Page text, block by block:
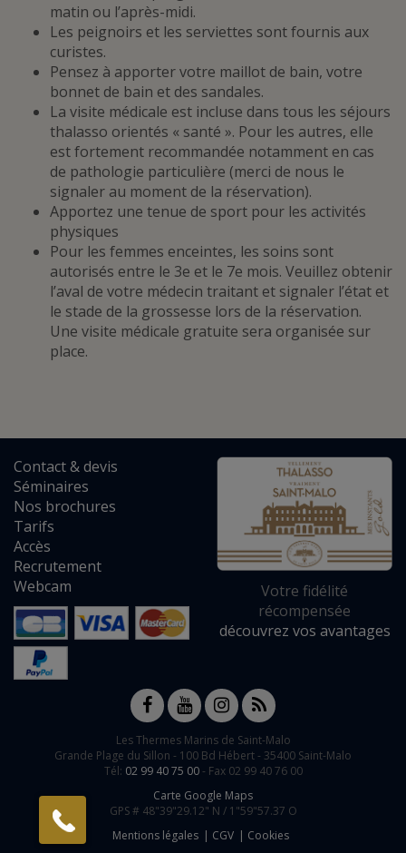
matin ou l’après-midi.
Les peignoirs et les serviettes sont fournis aux
curistes.
Pensez à apporter votre maillot de bain, votre
bonnet de bain et des sandales.
La visite médicale est incluse dans tous les séjours
thalasso orientés « santé ». Pour les autres, elle
est fortement recommandée notamment en cas
de pathologie particulière (merci de nous le
signaler au moment de la réservation).
Apportez une tenue de sport pour les activités
physiques
Pour les femmes enceintes, les soins sont
autorisés entre le 3e et le 7e mois. Veuillez obtenir
l’aval de votre médecin traitant et signaler l’état et
le stade de la grossesse lors de la réservation.
Une visite médicale gratuite sera organisée sur
place.
Contact&devis
Séminaires
Nos brochures
Tarifs
Accès
Recrutement
Webcam
Votre fidélité
récompensée
découvrez vos avantages
Les Thermes Marins de Saint-Malo
Grande Plage du Sillon - 100 Bd Hébert- 35400 Saint-Malo
Tél: 02 99 40 75 00- Fax 02 99 40 76 00
Carte Google Maps
GPS # 48"39"29.12" N / 1"59"57.37 O
Mentions légales
CGV Cookies